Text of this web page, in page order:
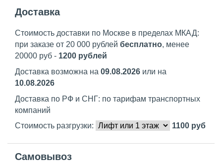
Доставка
Стоимость доставки по Москве в пределах МКАД:
при заказе от 20 000 рублей бесплатно, менее
20000 руб - 1200 рублей
Доставка возможна на 09.08.2026 или на
10.08.2026
Доставка по РФ и СНГ: по тарифам транспортных
компаний
Стоимость разгрузки:
1100 руб
Самовывоз